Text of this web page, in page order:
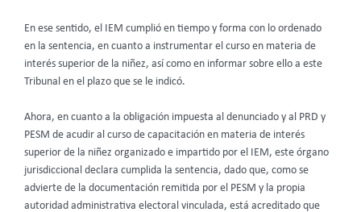
En ese sentido, el IEM cumplió en tiempo y forma con lo ordenado
en la sentencia, en cuanto a instrumentar el curso en materia de
interés superior de la niñez, así como en informar sobre ello a este
Tribunal en el plazo que se le indicó.
Ahora, en cuanto a la obligación impuesta al denunciado y al PRD y
PESM de acudir al curso de capacitación en materia de interés
superior de la niñez organizado e impartido por el IEM, este órgano
jurisdiccional declara cumplida la sentencia, dado que, como se
advierte de la documentación remitida por el PESM y la propia
autoridad administrativa electoral vinculada, está acreditado que